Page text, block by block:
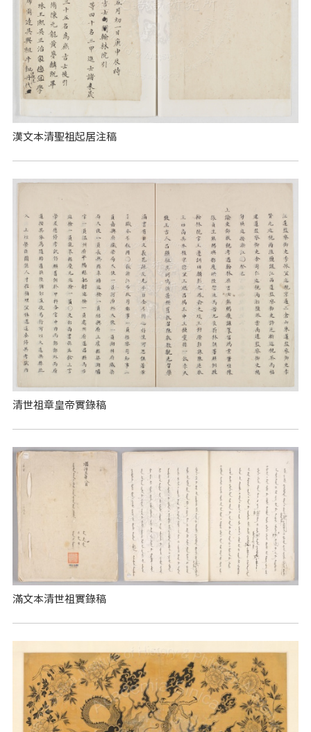
漢文本清聖祖起居注稿
清世祖章皇帝實錄稿
滿文本清世祖實錄稿